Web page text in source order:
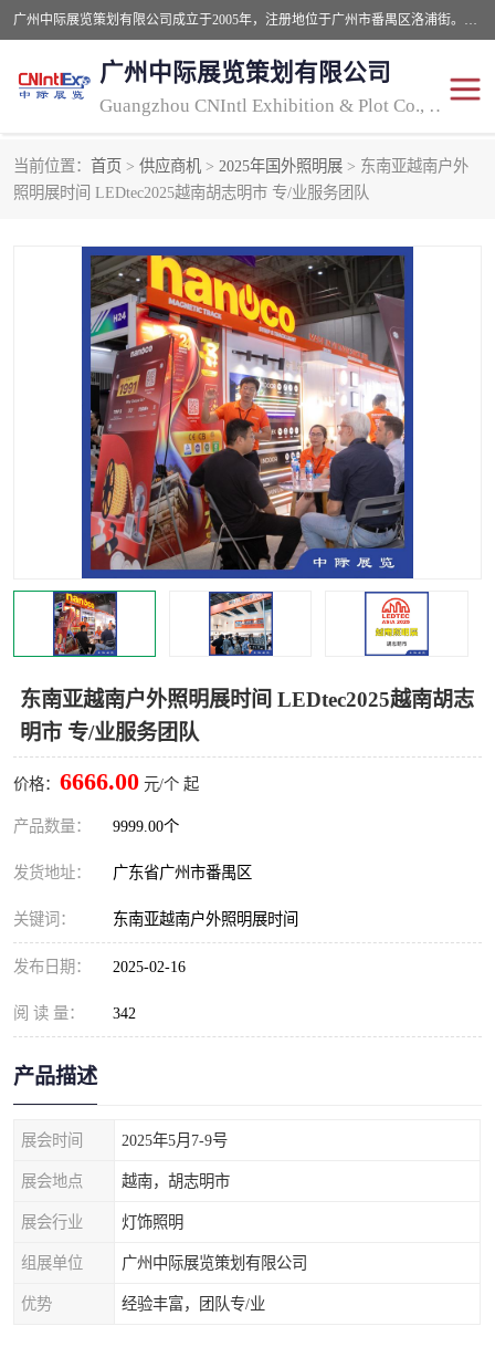
广州中际展览策划有限公司成立于2005年，注册地位于广州市番禺区洛浦街。经营范围包括会议及展览服务，大型活动组织策划服务，展台设计服务，广告业等；主要从事国外广告、标识、印花、LED、照明、光电、灯光、音响、视听、电子展览会等，展位预定-展品运输-签证-行程安排-补贴一站式服务。
广州中际展览策划有限公司
Guangzhou CNIntl Exhibition & Plot Co., Ltd.
当前位置： 首页 > 供应商机 > 2025年国外照明展 > 东南亚越南户外
照明展时间 LEDtec2025越南胡志明市 专/业服务团队
东南亚越南户外照明展时间 LEDtec2025越南胡志
明市 专/业服务团队
价格： 6666.00 元/个 起
产品数量： 9999.00个
发货地址： 广东省广州市番禺区
关键词： 东南亚越南户外照明展时间
发布日期： 2025-02-16
阅 读 量： 342
产品描述
展会时间 2025年5月7-9号
展会地点 越南，胡志明市
展会行业 灯饰照明
组展单位 广州中际展览策划有限公司
优势 经验丰富，团队专/业
2025年国外照明展 展位搭建
照明展 展品运输
视听-灯光音响展
2025年国外广告标识展 2025年国内中国香港照明
展